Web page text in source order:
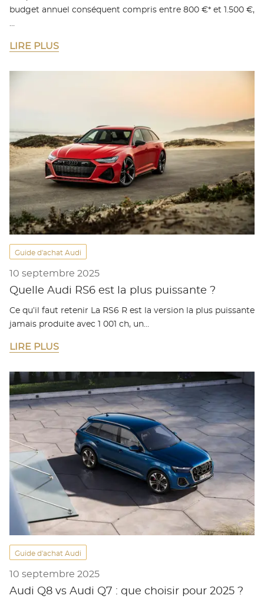
budget annuel conséquent compris entre 800 €* et 1.500 €,
LIRE PLUS
Guide d'achat Audi
10 septembre 2025
Quelle Audi RS6 est la plus puissante ?
Ce qu’il faut retenir La RS6 R est la version la plus puissante
jamais produite avec 1 001 ch, un…
LIRE PLUS
Guide d'achat Audi
10 septembre 2025
Audi Q8 vs Audi Q7 : que choisir pour 2025 ?